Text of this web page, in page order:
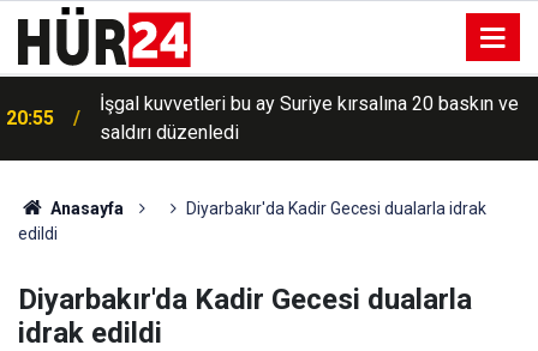
20:55
İşgal kuvvetleri bu ay Suriye kırsalına 20 baskın ve
saldırı düzenledi
Anasayfa
Diyarbakır'da Kadir Gecesi dualarla idrak
edildi
Diyarbakır'da Kadir Gecesi dualarla
idrak edildi